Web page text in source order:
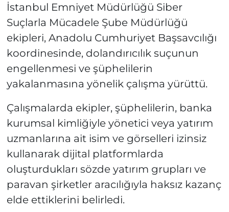
İstanbul Emniyet Müdürlüğü Siber
Suçlarla Mücadele Şube Müdürlüğü
ekipleri, Anadolu Cumhuriyet Başsavcılığı
koordinesinde, dolandırıcılık suçunun
engellenmesi ve şüphelilerin
yakalanmasına yönelik çalışma yürüttü.
Çalışmalarda ekipler, şüphelilerin, banka
kurumsal kimliğiyle yönetici veya yatırım
uzmanlarına ait isim ve görselleri izinsiz
kullanarak dijital platformlarda
oluşturdukları sözde yatırım grupları ve
paravan şirketler aracılığıyla haksız kazanç
elde ettiklerini belirledi.